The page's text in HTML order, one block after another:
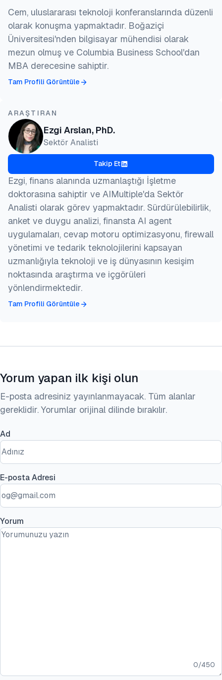
Cem, uluslararası teknoloji konferanslarında düzenli
olarak konuşma yapmaktadır. Boğaziçi
Üniversitesi'nden bilgisayar mühendisi olarak
mezun olmuş ve Columbia Business School'dan
MBA derecesine sahiptir.
Tam Profili Görüntüle
ARAŞTIRAN
Ezgi Arslan, PhD.
Sektör Analisti
Takip Et
Ezgi, finans alanında uzmanlaştığı İşletme
doktorasına sahiptir ve AIMultiple'da Sektör
Analisti olarak görev yapmaktadır. Sürdürülebilirlik,
anket ve duygu analizi, finansta AI agent
uygulamaları, cevap motoru optimizasyonu, firewall
yönetimi ve tedarik teknolojilerini kapsayan
uzmanlığıyla teknoloji ve iş dünyasının kesişim
noktasında araştırma ve içgörüleri
yönlendirmektedir.
Tam Profili Görüntüle
Yorum yapan ilk kişi olun
E-posta adresiniz yayınlanmayacak. Tüm alanlar
gereklidir. Yorumlar orijinal dilinde bırakılır.
Ad
E-posta Adresi
Yorum
0/450